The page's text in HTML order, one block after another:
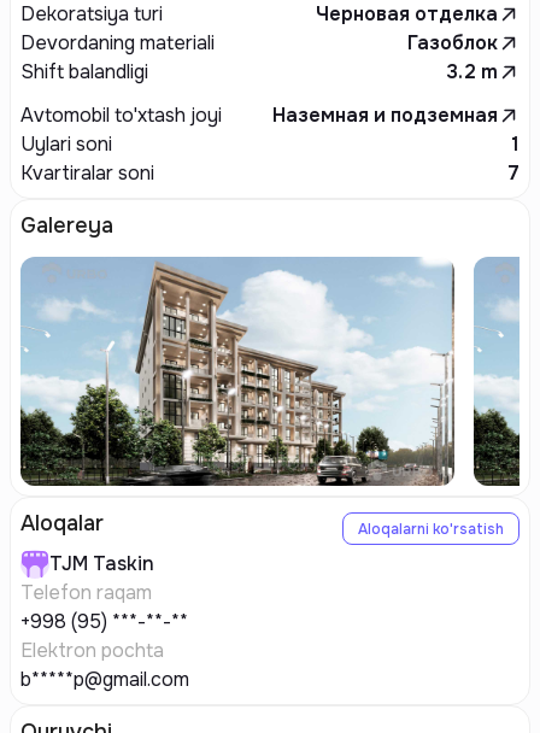
Dekoratsiya turi
Черновая отделка
Devordaning materiali
Газоблок
Shift balandligi
3.2 m
Avtomobil to'xtash joyi
Наземная и подземная
Uylari soni
1
Kvartiralar soni
7
Galereya
Aloqalar Aloqalarni ko'rsatish
TJM Taskin
Telefon raqam
+998 (95) ***-**-**
Elektron pochta
b*****p@gmail.com